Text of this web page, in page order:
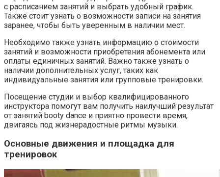
с расписанием занятий и выбрать удобный график.
Также стоит узнать о возможности записи на занятия
заранее, чтобы быть уверенным в наличии мест.
Необходимо также узнать информацию о стоимости
занятий и возможности приобретения абонемента или
оплаты единичных занятий. Важно также узнать о
наличии дополнительных услуг, таких как
индивидуальные занятия или групповые тренировки.
Посещение студии и выбор квалифицированного
инструктора помогут вам получить наилучший результат
от занятий booty dance и приятно провести время,
двигаясь под жизнерадостные ритмы музыки.
Основные движения и площадка для
тренировок